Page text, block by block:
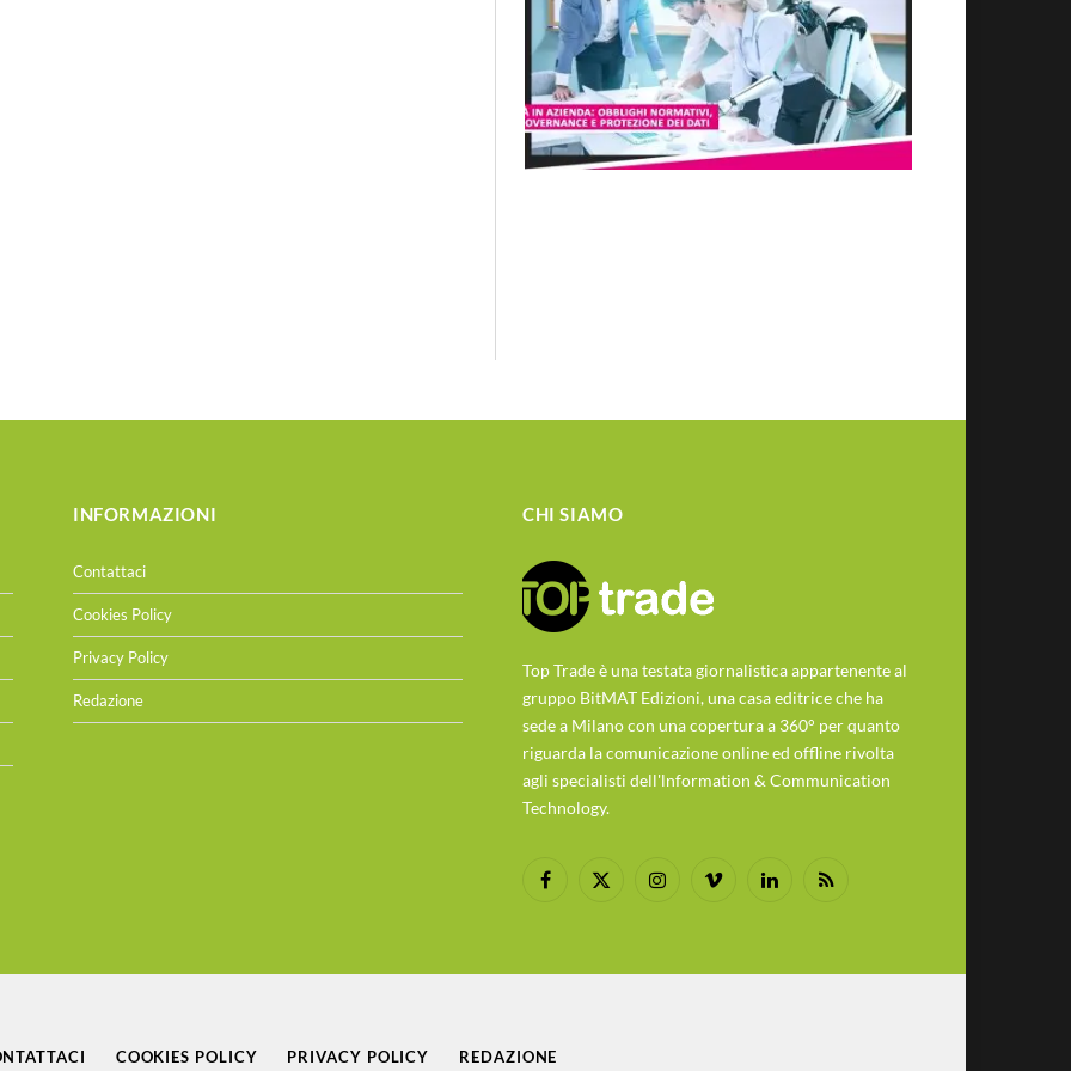
INFORMAZIONI
Contattaci
Cookies Policy
Privacy Policy
Redazione
CHI SIAMO
Top Trade è una testata giornalistica appartenente al
gruppo BitMAT Edizioni, una casa editrice che ha
sede a Milano con una copertura a 360° per quanto
riguarda la comunicazione online ed offline rivolta
agli specialisti dell'lnformation & Communication
Technology.
Facebook
X
InstagramVimeo LinkedInRSS
COOKIES POLICY PRIVACY POLICY REDAZIONE